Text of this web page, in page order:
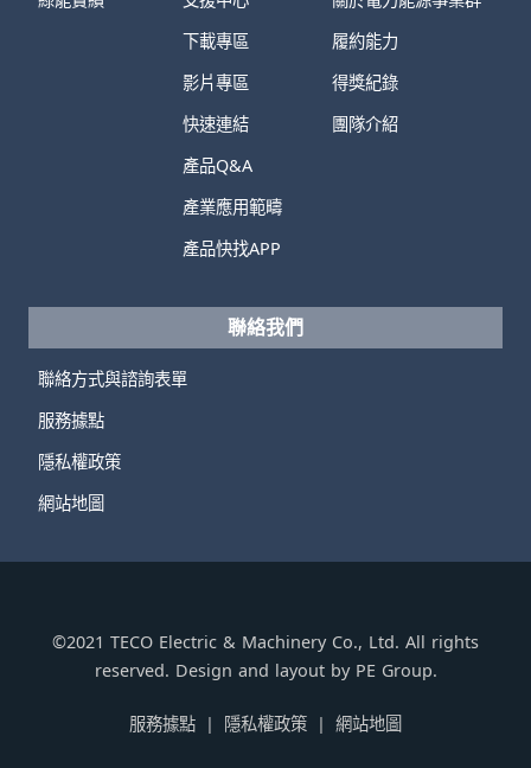
下載專區
影片專區
快速連結
產品Q&A
產業應用範疇
產品快找APP
履約能力
得獎紀錄
團隊介紹
聯絡我們
聯絡方式與諮詢表單
服務據點
隱私權政策
網站地圖
©2021 TECO Electric & Machinery Co., Ltd. All rights
reserved. Design and layout by PE Group.
服務據點 隱私權政策 網站地圖